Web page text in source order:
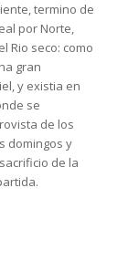
termino de
por Norte,
Rio seco: como
gran
y existia en
se
de los
domingos y
de la